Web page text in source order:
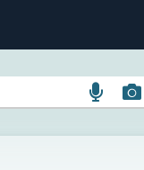
語
搜
圖